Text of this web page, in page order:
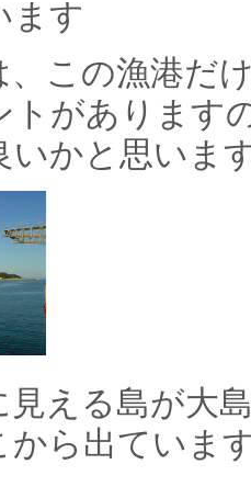
ます
、この漁港だ
トがあります
いかと思いま
見える島が大
から出ていま